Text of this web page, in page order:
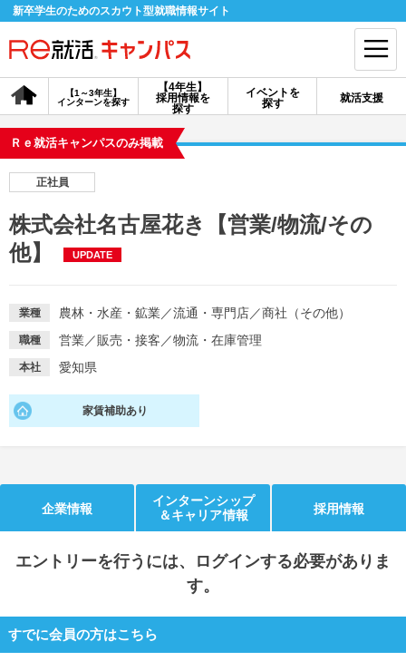
新卒学生のためのスカウト型就職情報サイト
【4年生】
採用情報を
探す
【1～3年生】
インターンを探す
イベントを
探す
就活支援
会員登録 ログイン
探す
【4年生】
イベントを探す スカウト
就活ノウハウ・サポート
あなたに合う仕事を診断！
就活チャンネル
動画で対策講座をチェック
就活ニュースペーパー よくある質問
Ｒｅ就活キャンパスのみ掲載
正社員
株式会社名古屋花き【営業/物流/その
他】
UPDATE
業種 農林・水産・鉱業／流通・専門店／商社（その他）
職種 営業／販売・接客 ／物流・在庫管理
本社 愛知県
家賃補助あり
企業情報
インターンシップ
＆キャリア情報
採用情報
エントリーを行うには、ログインする必要がありま
す。
すでに会員の方はこちら